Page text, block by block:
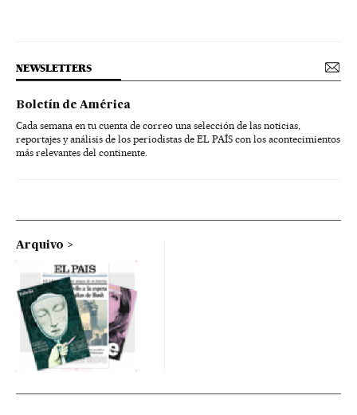
NEWSLETTERS
Boletín de América
Cada semana en tu cuenta de correo una selección de las noticias,
reportajes y análisis de los periodistas de EL PAÍS con los acontecimientos
más relevantes del continente.
Arquivo